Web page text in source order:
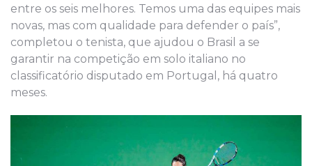
entre os seis melhores. Temos uma das equipes mais
novas, mas com qualidade para defender o país”,
completou o tenista, que ajudou o Brasil a se
garantir na competição em solo italiano no
classificatório disputado em Portugal, há quatro
meses.